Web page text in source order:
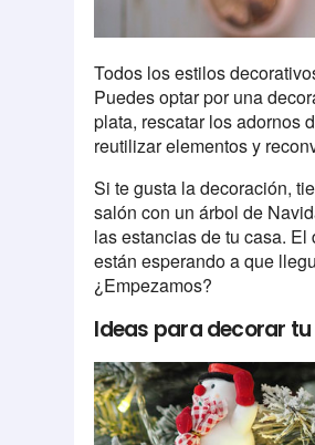
Todos los estilos
Puedes optar por una
plata, rescatar los adornos
reutilizar elementos y
Si te gusta la decoración,
salón con un árbol de
las estancias de tu casa.
están esperando a que
¿Empezamos?
Ideas para decorar